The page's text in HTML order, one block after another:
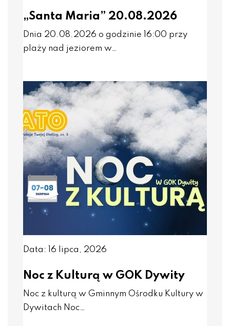
„Santa Maria” 20.08.2026
Dnia 20.08.2026 o godzinie 16:00 przy
plaży nad jeziorem w…
Data: 16 lipca, 2026
Noc z Kulturą w GOK Dywity
Noc z kulturą w Gminnym Ośrodku Kultury w
Dywitach Noc…